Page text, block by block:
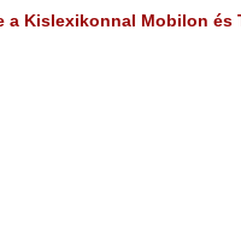
a Kislexikonnal Mobilon és